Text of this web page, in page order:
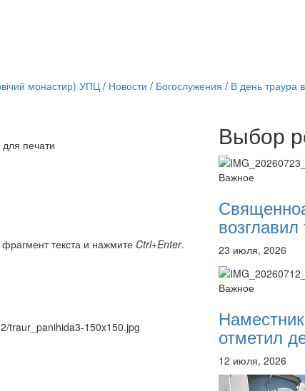
Онлайн трансляции
12 сентября 2015
12 сентября 2015
12 сентября 2015
12 сентября 2015
12 сентября 2015
12 сентября 2015
Перейти к архиву
монастир) УПЦ/ Новости / Богослужения / В день траура
печати
текста и нажмите Ctrl+Enter.
traur_panihida3-150x150.jpg
Выбор
Важное
23 июля, 2026
Важное
отметил
12 июля, 2026